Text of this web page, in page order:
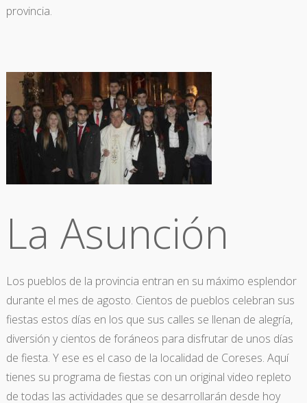
provincia.
La Asunción
Los pueblos de la provincia entran en su máximo esplendor
durante el mes de agosto. Cientos de pueblos celebran sus
fiestas estos días en los que sus calles se llenan de alegría,
diversión y cientos de foráneos para disfrutar de unos días
de fiesta. Y ese es el caso de la localidad de Coreses. Aquí
tienes su programa de fiestas con un original video repleto
de todas las actividades que se desarrollarán desde hoy